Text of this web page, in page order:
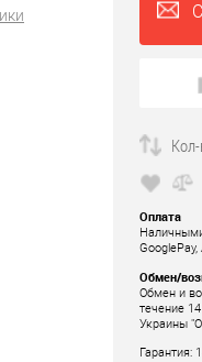
Оплата
Обмен/
Обмен и
течение
Украины
Гарантия: